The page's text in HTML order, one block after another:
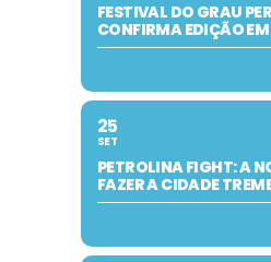
FESTIVAL DO GRAU
CONFIRMA EDIÇÃO
25
SET
PETROLINA FIGHT: A
FAZER A CIDADE